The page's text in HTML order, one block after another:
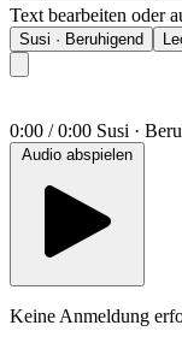
Text bearbeiten oder
Susi · Beruhigend
0:00 / 0:00 Susi ·
Audio abspielen
Keine Anmeldung